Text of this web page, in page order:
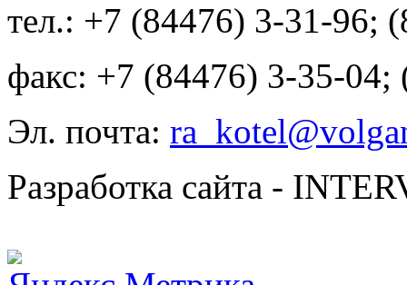
тел.: +7 (84476) 3-31-96;
факс: +7 (84476) 3-35-04;
Эл. почта:
Разработка сайта -